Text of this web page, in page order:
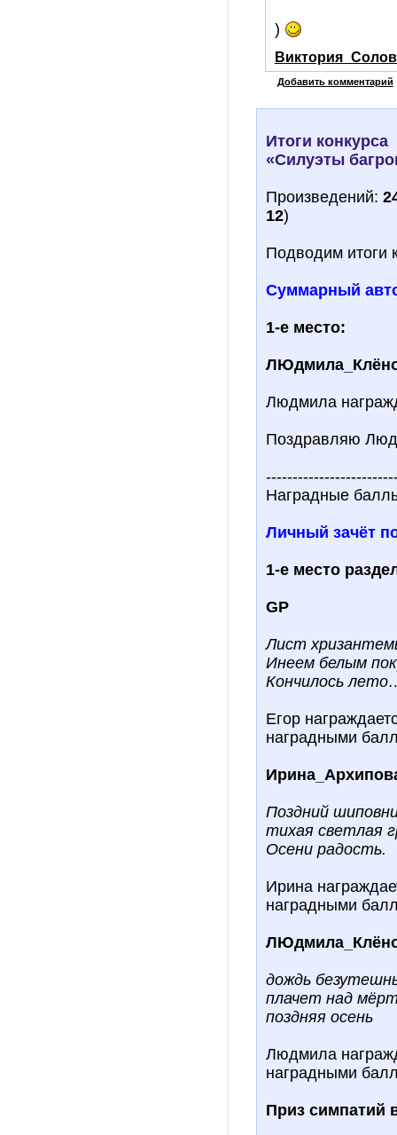
)
Добавить комментарий
Итоги
«Силуэты
Произведений:
12)
Подводим итоги
Суммарный
1-е место:
Людмила
Поздравляю
Наградные
Личный зачёт
1-е место
GP
Лист
Инеем белым
Кончилось
Егор
наградными
Поздний
тихая светлая
Осени радость.
Ирина
наградными
дождь
плачет над
поздняя осень
Людмила
наградными
Приз симпатий